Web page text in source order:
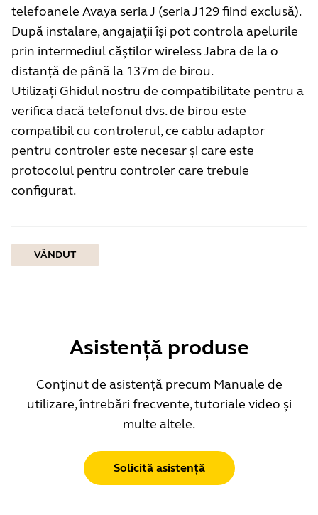
telefoanele Avaya seria J (seria J129 fiind exclusă).
După instalare, angajații își pot controla apelurile
prin intermediul căștilor wireless Jabra de la o
distanță de până la 137m de birou.
Utilizați Ghidul nostru de compatibilitate pentru a
verifica dacă telefonul dvs. de birou este
compatibil cu controlerul, ce cablu adaptor
pentru controler este necesar și care este
protocolul pentru controler care trebuie
configurat.
VÂNDUT
Asistență produse
Conținut de asistență precum Manuale de
utilizare, întrebări frecvente, tutoriale video și
multe altele.
Solicită asistență